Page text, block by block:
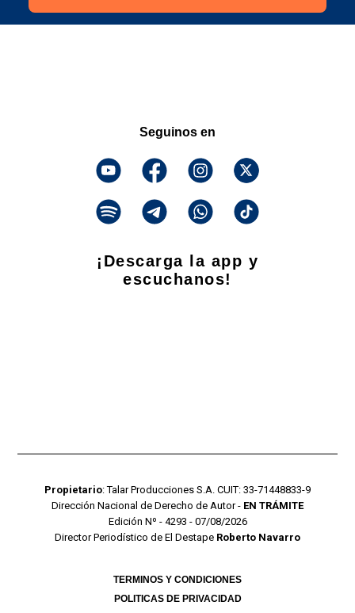
Seguinos en
¡Descarga la app y
escuchanos!
Propietario: Talar Producciones S.A. CUIT: 33-71448833-9
Dirección Nacional de Derecho de Autor - EN TRÁMITE
Edición Nº - 4293 - 07/08/2026
Director Periodístico de El Destape Roberto Navarro
TERMINOS Y CONDICIONES
POLITICAS DE PRIVACIDAD